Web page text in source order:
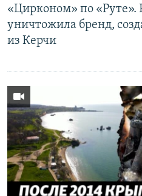
«Цирконом» по «Руте».
уничтожила бренд,
из Керчи